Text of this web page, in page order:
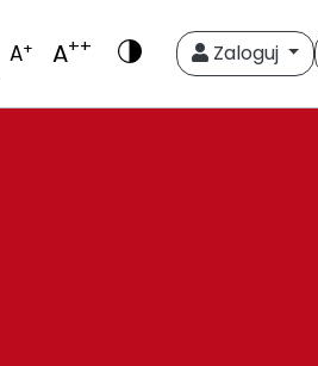
A+ A++ Zaloguj